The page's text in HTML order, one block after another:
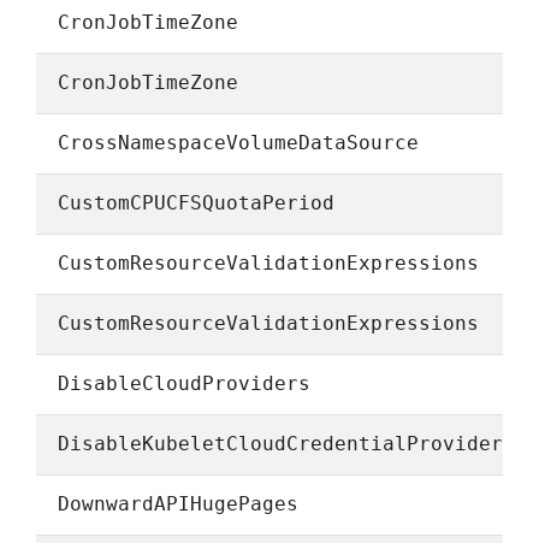
CronJobTimeZone
CronJobTimeZone
CrossNamespaceVolumeDataSource
CustomCPUCFSQuotaPeriod
CustomResourceValidationExpressions
CustomResourceValidationExpressions
DisableCloudProviders
DisableKubeletCloudCredentialProviders
DownwardAPIHugePages